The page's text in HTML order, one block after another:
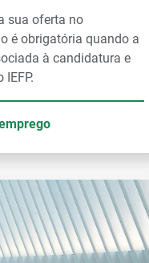
sua oferta no
é obrigatória quando a
à candidatura e